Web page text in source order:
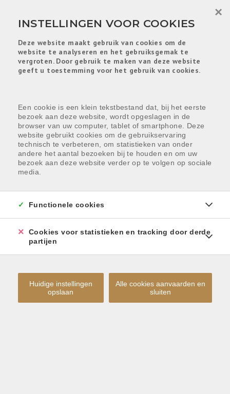
HELAAS, DIT PAND IS
VERKOCHT
schrijf u dan inop onze nieuwsbrief en blijf op de
hoogte van onsrecentste aanbod
SCHRIJF U IN
INSTELLINGEN VOOR COOKIES
Deze website maakt gebruik van cookies om de
website te analyseren en het gebruiksgemak te
vergroten. Door gebruik te maken van deze website
geeft u toestemming voor het gebruik van cookies.
Een cookie is een klein tekstbestand dat, bij het eerste
bezoek aan deze website, wordt opgeslagen in de
browser van uw computer, tablet of smartphone. Deze
website gebruikt cookies om de gebruikservaring
technisch te verbeteren, om statistieken van onder
andere het aantal bezoeken bij te houden en om uw
bezoek aan deze website verder op te volgen op sociale
media.
×
Functionele cookies
Cookies voor statistieken en tracking door derde
partijen
Huidige instellingen
opslaan
Alle cookies aanvaarden en
sluiten